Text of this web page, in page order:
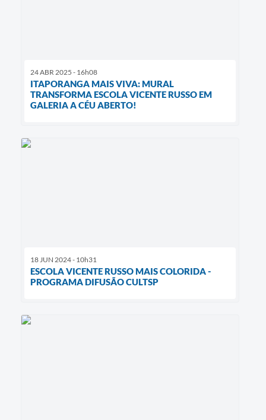
24 ABR 2025 - 16h08
ITAPORANGA MAIS VIVA: MURAL
TRANSFORMA ESCOLA VICENTE RUSSO EM
GALERIA A CÉU ABERTO!
18 JUN 2024 - 10h31
ESCOLA VICENTE RUSSO MAIS COLORIDA -
PROGRAMA DIFUSÃO CULTSP